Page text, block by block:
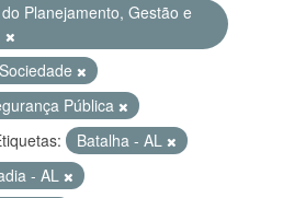
Planejamento, Gestão e
Pública
Batalha - AL
- AL